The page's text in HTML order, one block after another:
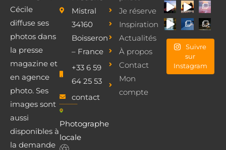
Cécile
diffuse ses
photos dans
la presse
magazine et
en agence
photo. Ses
images sont
aussi
disponibles à
la demande
Mistral
34160
Boisseron
– France
+33 6 59
64 25 53
contact
Photographe
locale
Je réserve
Inspiration
Actualités
À propos
Contact
Mon
compte
Suivre
sur
Instagram